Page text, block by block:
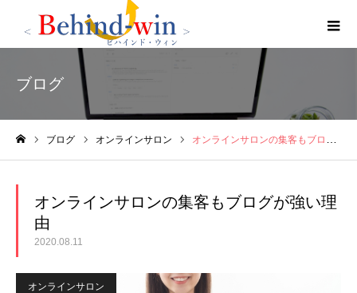
ブログ
ブログ オンラインサロン オンラインサロンの集客もブログが強い理由
オンラインサロンの集客もブログが強い理
由
2020.08.11
オンラインサロン